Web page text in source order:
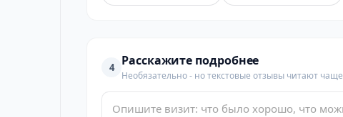
4 Расскажите подробнее
Необязательно - но текстовые отзывы читают чаще